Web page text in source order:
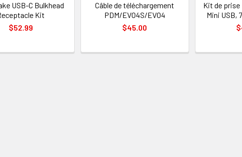
USB-C Bulkhead
Kit
$52.99
Câble de téléchargement
PDM/EVO4S/EVO4
$45.00
Kit de prise
Mini USB,